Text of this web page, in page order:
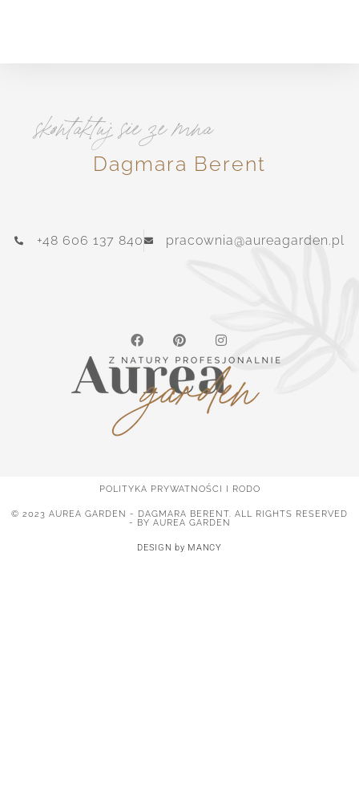
skontaktuj sie ze mna
Dagmara Berent
+48 606 137 840 pracownia@aureagarden.pl
POLITYKA PRYWATNOŚCI I RODO
© 2023 AUREA GARDEN - DAGMARA BERENT. ALL RIGHTS RESERVED
- BY AUREA GARDEN
DESIGN by MANCY